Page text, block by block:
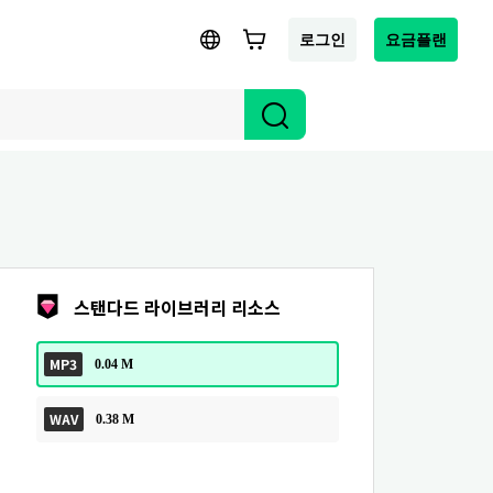
로그인 요금플랜
스탠다드 라이브러리 리소스
MP3 0.04 M
WAV 0.38 M